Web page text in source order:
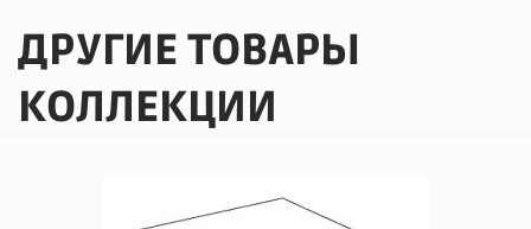
ДРУГИЕ ТОВАРЫ
КОЛЛЕКЦИИ